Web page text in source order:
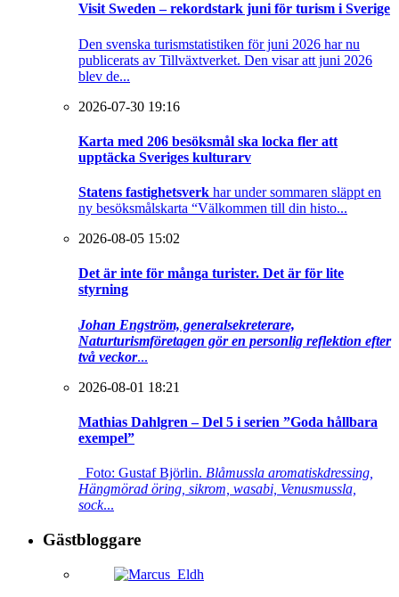
Visit Sweden – rekordstark juni för turism i Sverige
Den svenska turismstatistiken för juni 2026 har nu
publicerats av Tillväxtverket. Den visar att juni 2026
blev de...
2026-07-30 19:16
Karta med 206 besöksmål ska locka fler att
upptäcka Sveriges kulturarv
Statens fastighetsverk har under sommaren släppt en
ny besöksmålskarta “Välkommen till din histo...
2026-08-05 15:02
Det är inte för många turister. Det är för lite
styrning
Johan Engström, generalsekreterare,
Naturturismföretagen gör en personlig reflektion efter
två veckor...
2026-08-01 18:21
Mathias Dahlgren – Del 5 i serien ”Goda hållbara
exempel”
Foto: Gustaf Björlin. Blåmussla aromatiskdressing,
Hängmörad öring, sikrom, wasabi, Venusmussla,
sock...
Gästbloggare